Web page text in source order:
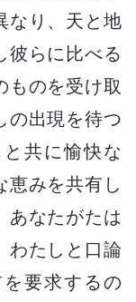
なり、天と地
彼らに比べる
ものを受け取
の出現を待つ
共に愉快な
恵みを共有し
あなたがたは
わたしと口論
要求するの